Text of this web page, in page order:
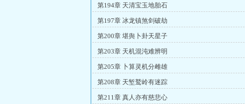
第194章 天清宝玉地胎石
第197章 冰龙镇煞剑破劫
第200章 堪舆卜卦天星子
第203章 天机混沌难辨明
第205章 卜算灵机分雌雄
第208章 天堑鹫岭有迷踪
第211章 真人亦有慈悲心